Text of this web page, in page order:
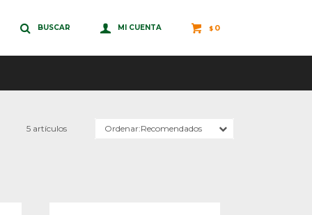
$ 0
5 artículos Recomendados